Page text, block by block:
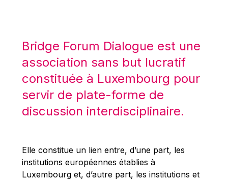
Mario Centeno
Mario Monti
Maroš ŠEFČOVIČ
Martin Bailey
Martine Reicherts
Michael Sohlman
Michel Goedert
Bridge Forum Dialogue est une
association sans but lucratif
constituée à Luxembourg pour
servir de plate-forme de
discussion interdisciplinaire.
Elle constitue un lien entre, d’une part, les
institutions européennes établies à
Luxembourg et, d’autre part, les institutions et